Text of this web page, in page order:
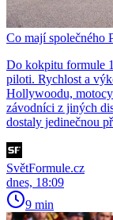
Co mají společného
Do kokpitu formule
piloti. Rychlost a
Hollywoodu,
závodníci z jiných
dostaly jedinečnou
SvětFormule.cz
dnes, 18:09
9 min